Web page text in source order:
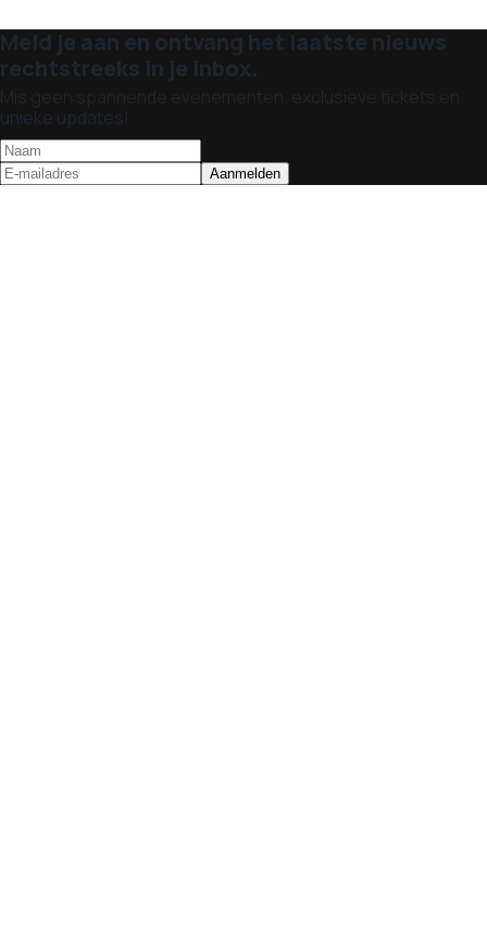
Meld je aan en ontvang het laatste nieuws
rechtstreeks in je inbox.
Mis geen spannende evenementen, exclusieve tickets en
unieke updates!